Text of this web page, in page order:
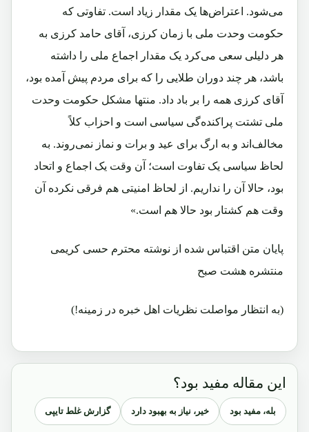
می‌شود. اعتراض‌ها یک مقدار زیاد است. تفاوتی که
حکومت وحدت ملی با زمان کرزی، آقای حامد کرزی به
هر دلیلی سعی می‌کرد یک مقدار اجماع ملی را داشته
باشد، هر چند دوران طلایی را که برای مردم پیش آمده بود،
آقای کرزی همه را بر باد داد. منتها مشکل حکومت وحدت
ملی تشتت پراکنده‌گی سیاسی است و احزاب کلاً
مخالف‌اند و به ارگ برای عید و برات و نماز نمی‌روند. به
لحاظ سیاسی یک تفاوت است؛ آن وقت یک اجماع و اتحاد
بود، حالا آن را نداریم. از لحاظ امنیتی هم فرقی نکرده آن
وقت هم کشتار بود حالا هم است.»
پایان متن اقتباس شده از نوشته محترم حسی کریمی
منتشره هشت صبح
(به انتظار مواصلت نظریات اهل خبره در زمینه!)
این مقاله مفید بود؟
بله، مفید بود خیر، نیاز به بهبود دارد گزارش غلط تایپی